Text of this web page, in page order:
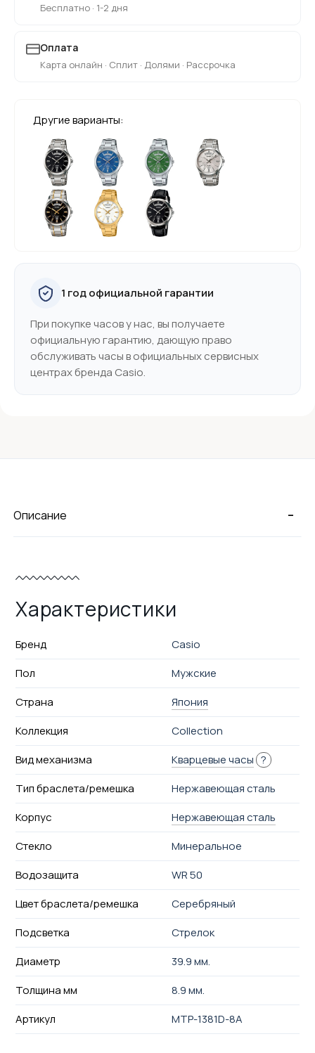
Бесплатно · 1-2 дня
Оплата
Карта онлайн · Сплит · Долями · Рассрочка
Другие варианты:
1 год официальной гарантии
При покупке часов у нас, вы получаете
официальную гарантию, дающую право
обслуживать часы в официальных сервисных
центрах бренда Casio.
-
Описание
Характеристики
Бренд
Casio
Пол
Мужские
Страна
Япония
Коллекция
Collection
Вид механизма
Кварцевые часы ?
Тип браслета/ремешка
Нержавеющая сталь
Корпус
Нержавеющая сталь
Стекло
Минеральное
Водозащита
WR 50
Цвет браслета/ремешка
Серебряный
Подсветка
Стрелок
Диаметр
39.9 мм.
Толщина мм
8.9 мм.
Артикул
MTP-1381D-8A